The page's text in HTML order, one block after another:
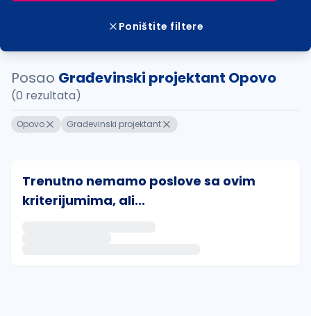
Poništite filtere
Posao Građevinski projektant Opovo
(0 rezultata)
Opovo Građevinski projektant
Trenutno nemamo poslove sa ovim
kriterijumima, ali...